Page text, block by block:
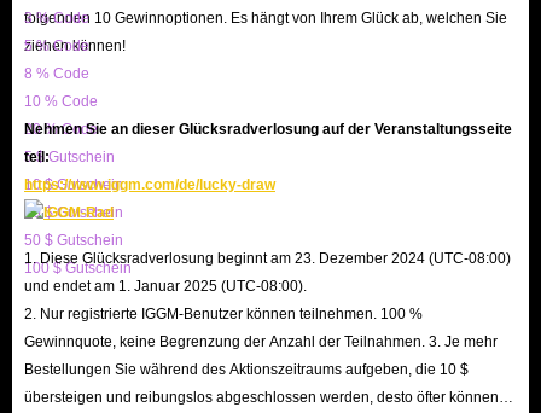
you don't need to worry about your account being hacked or your
information being leaked.
Low Prices, Diverse Offers
IGGM consistently offers the lowest prices on MIGO Live top-ups. This is
because our professional staff monitors market trends daily and adjusts
diamond pricing accordingly, ensuring you can always buy Migo Live
coins at the lowest prices.
In addition, we offer various discounts to help you save even more when
buying in-app coins, including up to 5% off for IGGM VIP members,
occasional holiday promotions with the chance to receive large discount
codes, and even the opportunity to earn substantial commissions by joining
folgenden 10 Gewinnoptionen. Es hängt von Ihrem Glück ab, welchen Sie
ziehen können!
3 % Code
5 % Code
8 % Code
10 % Code
20 % Code
5 $ Gutschein
10 $ Gutschein
20 $ Gutschein
50 $ Gutschein
100 $ Gutschein
Nehmen Sie an dieser Glücksradverlosung auf der Veranstaltungsseite
teil:
https://www.iggm.com/de/lucky-draw
1. Diese Glücksradverlosung beginnt am 23. Dezember 2024 (UTC-08:00)
und endet am 1. Januar 2025 (UTC-08:00).
2. Nur registrierte IGGM-Benutzer können teilnehmen. 100 %
Gewinnquote, keine Begrenzung der Anzahl der Teilnahmen. 3. Je mehr
Bestellungen Sie während des Aktionszeitraums aufgeben, die 10 $
übersteigen und reibungslos abgeschlossen werden, desto öfter können